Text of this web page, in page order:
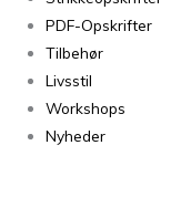
PDF-Opskrifter
Tilbehør
Livsstil
Workshops
Nyheder